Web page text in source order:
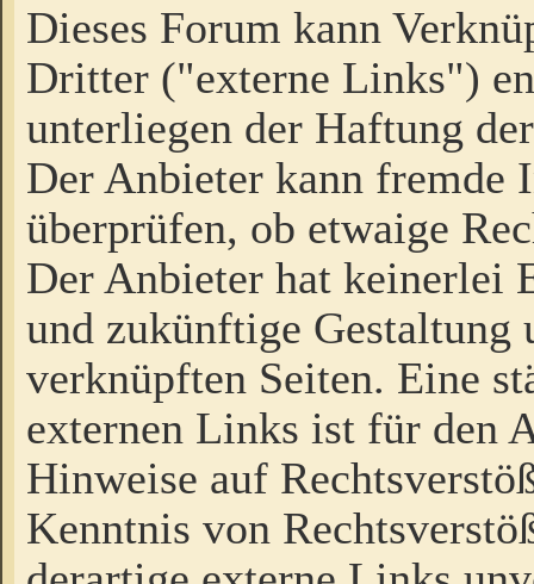
Dieses Forum kann
Dritter ("externe Links")
unterliegen der Haftung
Der Anbieter kann fremde
überprüfen, ob etwaige
Der Anbieter hat keinerlei
und zukünftige Gestaltung
verknüpften Seiten. Eine
externen Links ist für den
Hinweise auf
Kenntnis von